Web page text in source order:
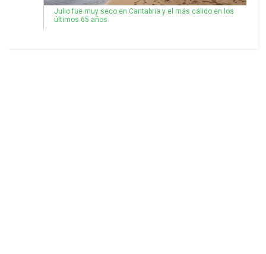
Julio fue muy seco en Cantabria y el más cálido en los
últimos 65 años